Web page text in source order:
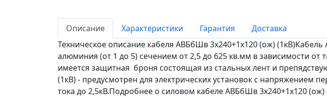
Описание Характеристики Гарантия
Доставка
Техническое описание кабеля АВБбШв 3х240+1х120 (ож)
алюминия (от 1 до 5) сечением от 2,5 до 625 кв.мм в зависимости
имеется защитная броня состоящая из стальных лент и
(1кВ) - предусмотрен для электрических установок с напряжением
тока до 2,5кВ.Подробнее о силовом кабеле АВБбШв 3х240+1х120